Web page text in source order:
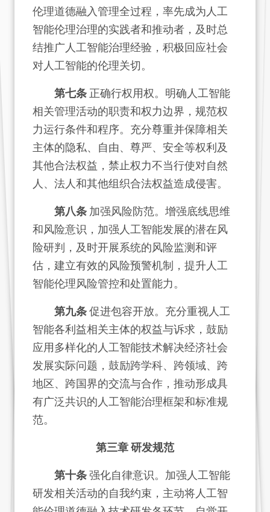
伦理道德融入管理全过程，率先成为人工
智能伦理治理的实践者和推动者，及时总
结推广人工智能治理经验，积极回应社会
对人工智能的伦理关切。
第七条 正确行权用权。明确人工智能
相关管理活动的职责和权力边界，规范权
力运行条件和程序。充分尊重并保障相关
主体的隐私、自由、尊严、安全等权利及
其他合法权益，禁止权力不当行使对自然
人、法人和其他组织合法权益造成侵害。
第八条 加强风险防范。增强底线思维
和风险意识，加强人工智能发展的潜在风
险研判，及时开展系统的风险监测和评
估，建立有效的风险预警机制，提升人工
智能伦理风险管控和处置能力。
第九条促进包容开放。充分重视人工
智能各利益相关主体的权益与诉求，鼓励
应用多样化的人工智能技术解决经济社会
发展实际问题，鼓励跨学科、跨领域、跨
地区、跨国界的交流与合作，推动形成具
有广泛共识的人工智能治理框架和标准规
范。
第三章 研发规范
第十条强化自律意识。加强人工智能
研发相关活动的自我约束，主动将人工智